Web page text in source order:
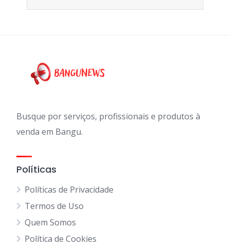
Busque por serviços, profissionais e produtos à
venda em Bangu.
Políticas
Políticas de Privacidade
Termos de Uso
Quem Somos
Política de Cookies